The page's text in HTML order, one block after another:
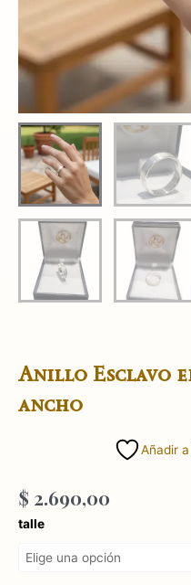
Anillo Esclavo
ancho
Añadir
$ 2.690,00
talle
Anillo
en